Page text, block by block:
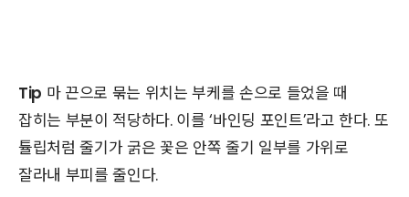
Tip 마 끈으로 묶는 위치는 부케를 손으로 들었을 때
잡히는 부분이 적당하다. 이를 ‘바인딩 포인트’라고 한다. 또
튤립처럼 줄기가 굵은 꽃은 안쪽 줄기 일부를 가위로
잘라내 부피를 줄인다.